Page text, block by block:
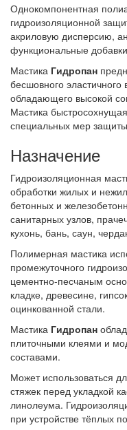
Однокомпонентная
гидроизоляционной
акриловую дисперсию,
функциональные
Мастика Гидропан
бесшовного
обладающего высокой
Мастика
специальных мер
Назначение
Гидроизоляционная
обработки жилых и
бетонных и
санитарных узлов,
кухонь, бань, саун,
Полимерная мастика
промежуточного
цементно-песчаным
кладке, древесине,
оцинкованной стали.
Мастика Гидропан
плиточными клеями и
составами.
Может использоваться
стяжек перед укладкой
линолеума.
при устройстве тёплых